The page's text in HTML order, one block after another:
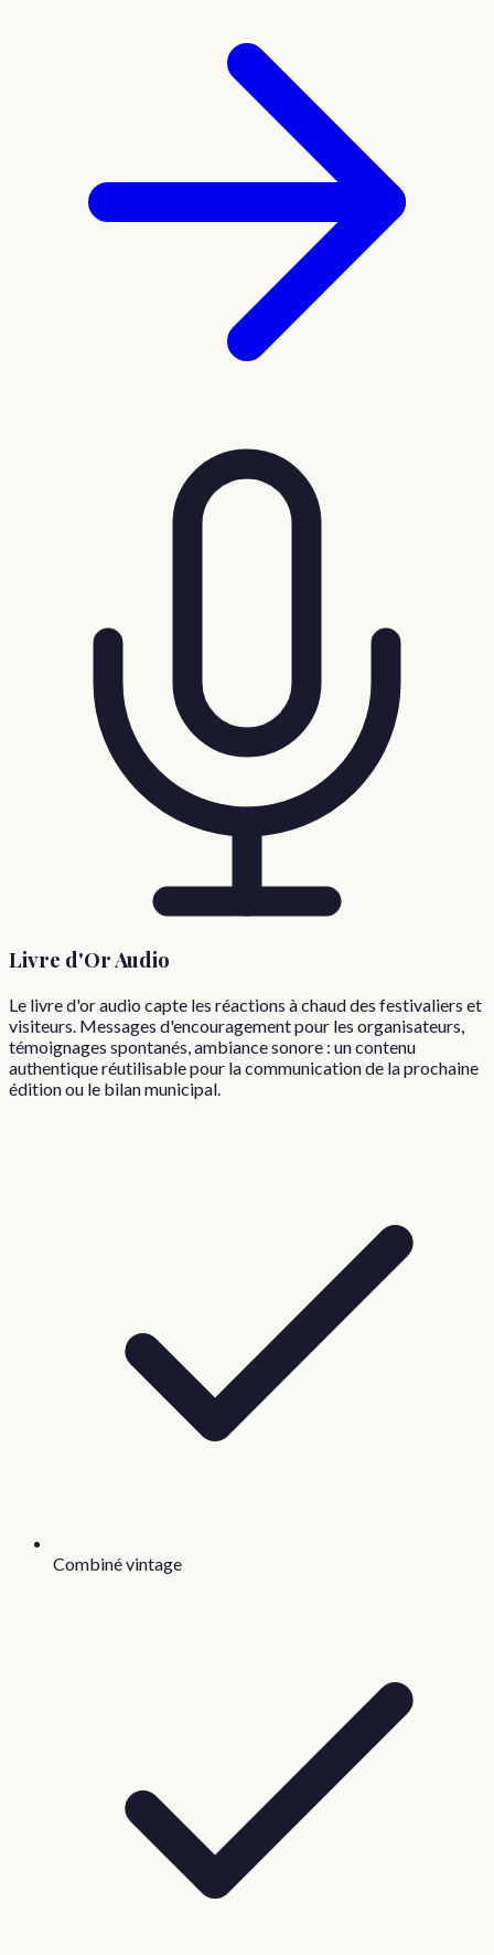
Livre d'Or Audio
Le livre d'or audio capte les réactions à chaud des festivaliers et
visiteurs. Messages d'encouragement pour les organisateurs,
témoignages spontanés, ambiance sonore : un contenu
authentique réutilisable pour la communication de la prochaine
édition ou le bilan municipal.
Combiné vintage